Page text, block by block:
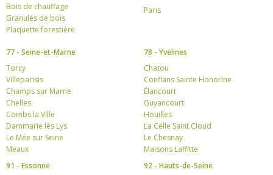
Bois de chauffage
Granulés de bois
Plaquette forestière
Paris
77 - Seine-et-Marne
Torcy
Villeparisis
Champs sur Marne
Chelles
Combs la Ville
Dammarie lès Lys
Le Mée sur Seine
Meaux
78 - Yvelines
Chatou
Conflans Sainte Honorine
Élancourt
Guyancourt
Houilles
La Celle Saint Cloud
Le Chesnay
Maisons Laffitte
91 - Essonne
92 - Hauts-de-Seine